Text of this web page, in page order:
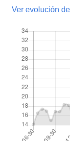
Ver evolución